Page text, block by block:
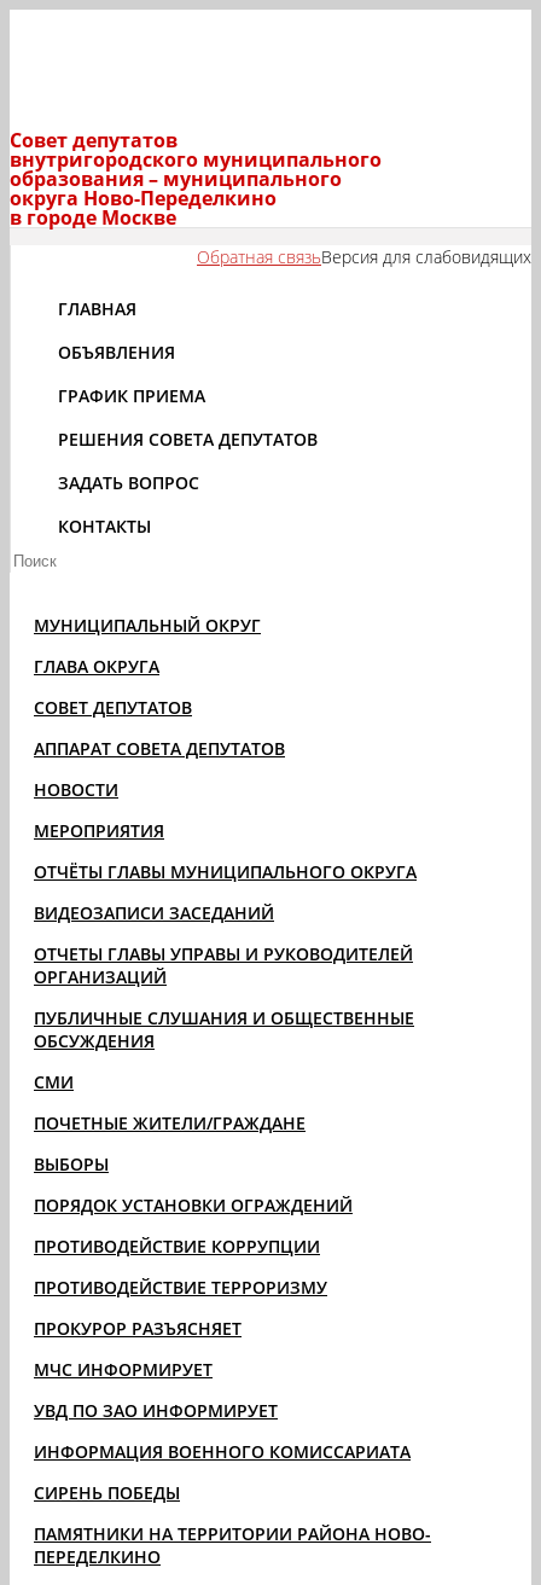
Совет депутатов
внутригородского муниципального
образования – муниципального
округа Ново-Переделкино
в городе Москве
Версия для слабовидящих
Обратная связь
ГЛАВНАЯ
ОБЪЯВЛЕНИЯ
ГРАФИК ПРИЕМА
РЕШЕНИЯ СОВЕТА ДЕПУТАТОВ
ЗАДАТЬ ВОПРОС
КОНТАКТЫ
МУНИЦИПАЛЬНЫЙ ОКРУГ
ГЛАВА ОКРУГА
СОВЕТ ДЕПУТАТОВ
АППАРАТ СОВЕТА ДЕПУТАТОВ
НОВОСТИ
МЕРОПРИЯТИЯ
ОТЧЁТЫ ГЛАВЫ МУНИЦИПАЛЬНОГО ОКРУГА
ВИДЕОЗАПИСИ ЗАСЕДАНИЙ
ОТЧЕТЫ ГЛАВЫ УПРАВЫ И РУКОВОДИТЕЛЕЙ
ОРГАНИЗАЦИЙ
ПУБЛИЧНЫЕ СЛУШАНИЯ И ОБЩЕСТВЕННЫЕ
ОБСУЖДЕНИЯ
СМИ
ПОЧЕТНЫЕ ЖИТЕЛИ/ГРАЖДАНЕ
ВЫБОРЫ
ПОРЯДОК УСТАНОВКИ ОГРАЖДЕНИЙ
ПРОТИВОДЕЙСТВИЕ КОРРУПЦИИ
ПРОТИВОДЕЙСТВИЕ ТЕРРОРИЗМУ
ПРОКУРОР РАЗЪЯСНЯЕТ
МЧС ИНФОРМИРУЕТ
УВД ПО ЗАО ИНФОРМИРУЕТ
ИНФОРМАЦИЯ ВОЕННОГО КОМИССАРИАТА
СИРЕНЬ ПОБЕДЫ
ПАМЯТНИКИ НА ТЕРРИТОРИИ РАЙОНА НОВО-
ПЕРЕДЕЛКИНО